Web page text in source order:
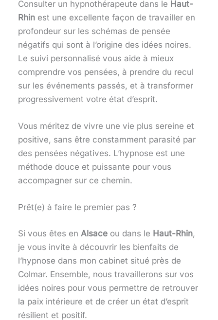
Consulter un hypnothérapeute dans le Haut-
Rhin est une excellente façon de travailler en
profondeur sur les schémas de pensée
négatifs qui sont à l’origine des idées noires.
Le suivi personnalisé vous aide à mieux
comprendre vos pensées, à prendre du recul
sur les événements passés, et à transformer
progressivement votre état d’esprit.
Vous méritez de vivre une vie plus sereine et
positive, sans être constamment parasité par
des pensées négatives. L’hypnose est une
méthode douce et puissante pour vous
accompagner sur ce chemin.
Prêt(e) à faire le premier pas ?
Si vous êtes en Alsace ou dans le Haut-Rhin,
je vous invite à découvrir les bienfaits de
l’hypnose dans mon cabinet situé près de
Colmar. Ensemble, nous travaillerons sur vos
idées noires pour vous permettre de retrouver
la paix intérieure et de créer un état d’esprit
résilient et positif.